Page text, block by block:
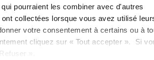
pourraient les combiner avec d'autres
collectées lorsque vous avez utilisé
votre consentement à certains ou à
cliquez sur « Tout accepter ». Si
».